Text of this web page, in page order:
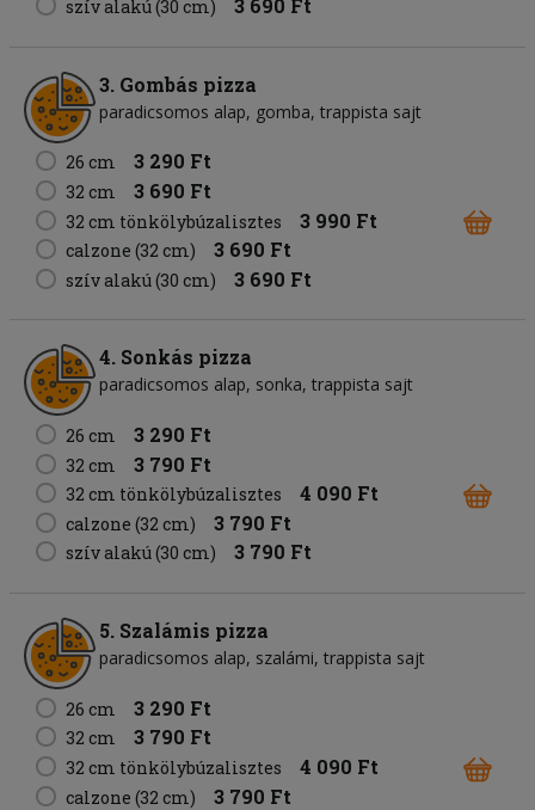
szív alakú (30 cm) 3 690 Ft
3. Gombás pizza
paradicsomos alap gomba trappista sajt
26 cm 3 290 Ft
32 cm 3 690 Ft
32 cm tönkölybúzalisztes 3 990 Ft
calzone (32 cm) 3 690 Ft
szív alakú (30 cm) 3 690 Ft
4. Sonkás pizza
paradicsomos alap sonka trappista sajt
26 cm 3 290 Ft
32 cm 3 790 Ft
32 cm tönkölybúzalisztes 4 090 Ft
calzone (32 cm) 3 790 Ft
szív alakú (30 cm) 3 790 Ft
5. Szalámis pizza
paradicsomos alap szalámi trappista sajt
26 cm 3 290 Ft
32 cm 3 790 Ft
32 cm tönkölybúzalisztes 4 090 Ft
calzone (32 cm) 3 790 Ft